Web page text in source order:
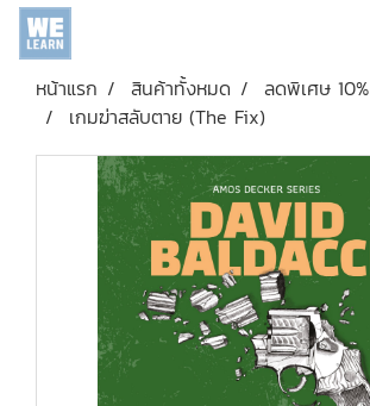
หน้าแรก สินค้าทั้งหมด
ลดพิเศษ 10%
เกมฆ่าสลับตาย (The Fix)